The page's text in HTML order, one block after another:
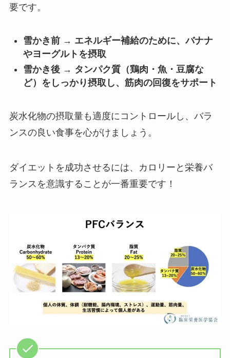
要です。
雪かき前→ エネルギー補給のために、バナナ
やヨーグルトを摂取
雪かき後→ タンパク質（鶏肉・魚・豆腐な
ど）をしっかり摂取し、筋肉の回復をサポート
炭水化物の摂取量も適度にコントロールし、バラ
ンスの良い食事を心がけましょう。
ダイエットを成功させるには、カロリーと栄養バ
ランスを意識することが一番重要です！